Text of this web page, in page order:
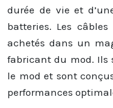
durée de vie et
batteries. Les
achetés dans un
fabricant du mod. Ils
le mod et sont
performances